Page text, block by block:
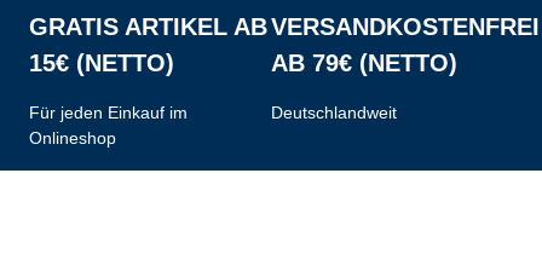
GRATIS ARTIKEL AB
15€ (NETTO)
Für jeden Einkauf im
Onlineshop
VERSANDKOSTENFREI
AB 79€ (NETTO)
Deutschlandweit